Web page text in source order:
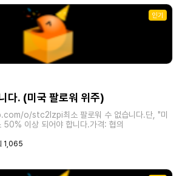
인기
다. (미국 팔로워 위주)
o/stc2Izpi최소 팔로워 수 없습니다.단, "미
50% 이상 되어야 합니다.가격: 협의
1,065